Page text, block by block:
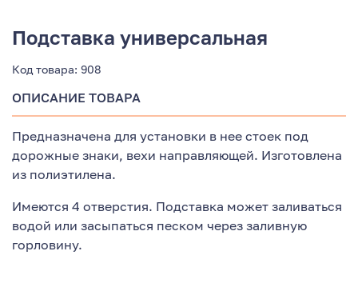
Подставка универсальная
Код товара: 908
ОПИСАНИЕ ТОВАРА
Предназначена для установки в нее стоек под
дорожные знаки, вехи направляющей. Изготовлена
из полиэтилена.
Имеются 4 отверстия. Подставка может заливаться
водой или засыпаться песком через заливную
горловину.